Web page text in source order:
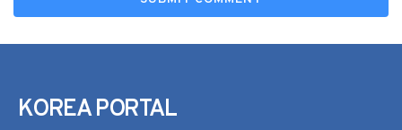
KOREA PORTAL